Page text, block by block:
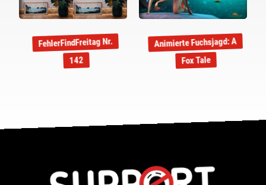
FehlerFindFreitag Nr.
142
Animierte Fuchsjagd: A
Fox Tale